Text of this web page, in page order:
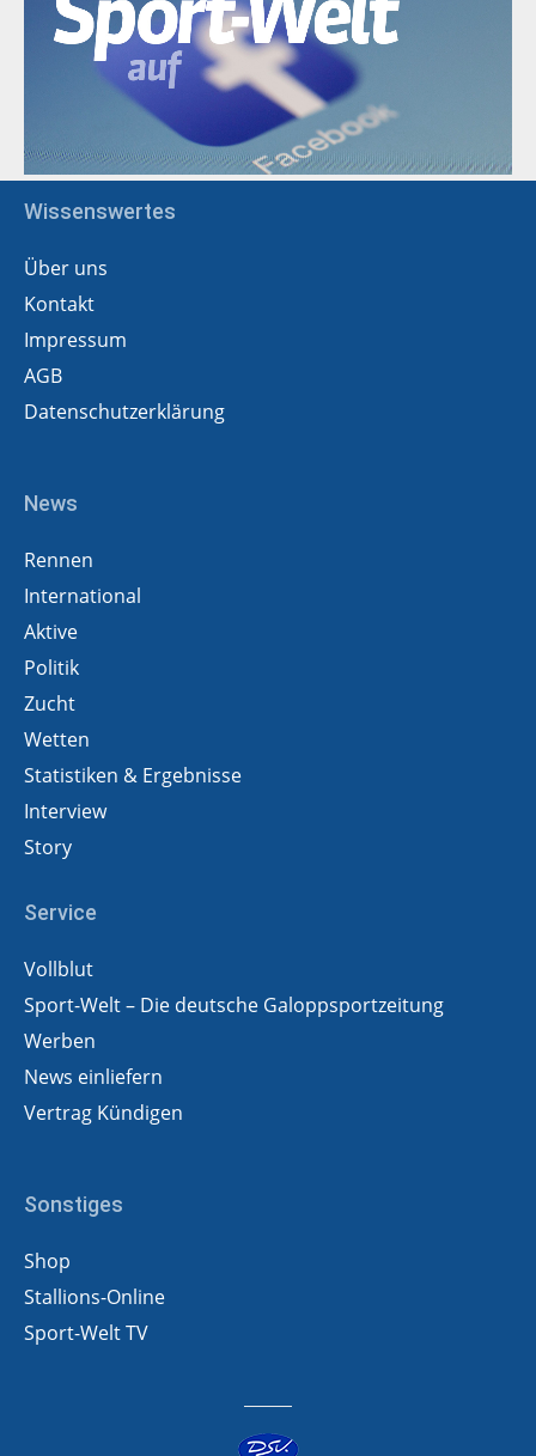
Wissenswertes
Über uns
Kontakt
Impressum
AGB
Datenschutzerklärung
News
Rennen
International
Aktive
Politik
Zucht
Wetten
Statistiken & Ergebnisse
Interview
Story
Service
Vollblut
Sport-Welt – Die deutsche Galoppsportzeitung
Werben
News einliefern
Vertrag Kündigen
Sonstiges
Shop
Stallions-Online
Sport-Welt TV